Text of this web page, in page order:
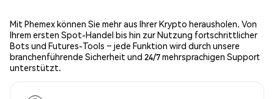
Mit Phemex können Sie mehr aus Ihrer Krypto herausholen. Von
Ihrem ersten Spot-Handel bis hin zur Nutzung fortschrittlicher
Bots und Futures-Tools – jede Funktion wird durch unsere
branchenführende Sicherheit und 24/7 mehrsprachigen Support
unterstützt.